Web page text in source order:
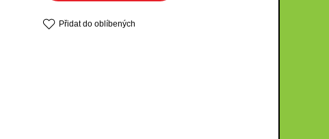
Přidat do oblíbených